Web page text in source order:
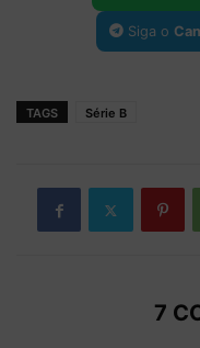
Siga o
TAGS Série B
7